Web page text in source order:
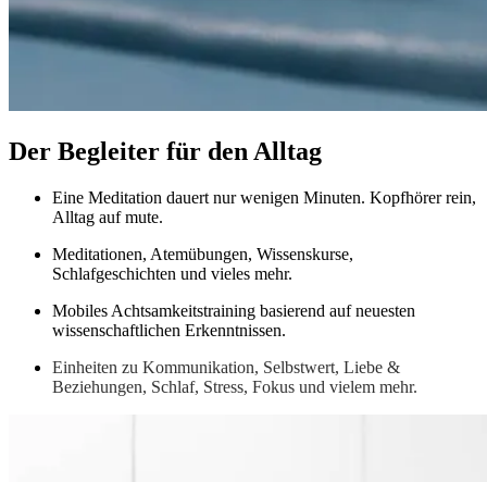
Der Begleiter für den Alltag
Eine Meditation dauert nur wenigen Minuten. Kopfhörer rein,
Alltag auf mute.
Meditationen, Atemübungen, Wissenskurse,
Schlafgeschichten und vieles mehr.
Mobiles Achtsamkeitstraining basierend auf neuesten
wissenschaftlichen Erkenntnissen.
Einheiten zu Kommunikation, Selbstwert, Liebe &
Beziehungen, Schlaf, Stress, Fokus und vielem mehr.